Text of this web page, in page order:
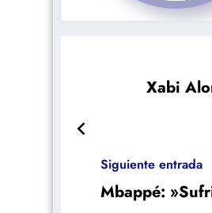
Xabi
Siguiente entrada
Mbappé: